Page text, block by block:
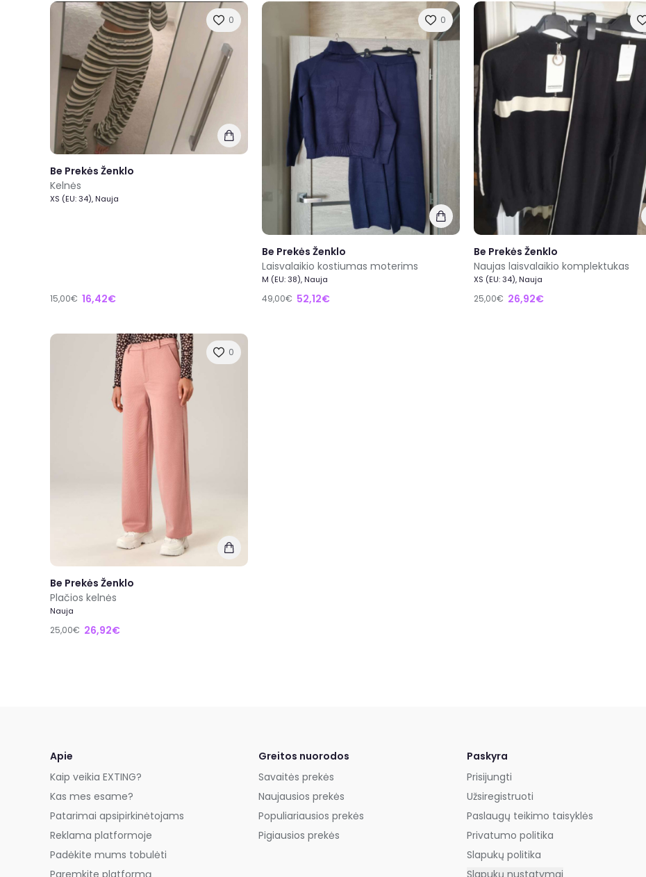
0
Be Prekės Ženklo
Kelnės
XS (EU: 34), Nauja
15,00€ 16,42€
0
Be Prekės Ženklo
Laisvalaikio kostiumas moterims
M (EU: 38), Nauja
49,00€ 52,12€
Be Prekės Ženklo
Naujas laisvalaikio komplektukas
XS (EU: 34), Nauja
25,00€ 26,92€
0
Be Prekės Ženklo
Plačios kelnės
Nauja
25,00€ 26,92€
Apie
Kaip veikia EXTING?
Kas mes esame?
Patarimai apsipirkinėtojams
Reklama platformoje
Padėkite mums tobulėti
Paremkite platformą
Greitos nuorodos
Savaitės prekės
Naujausios prekės
Populiariausios prekės
Pigiausios prekės
Paskyra
Prisijungti
Užsiregistruoti
Paslaugų teikimo taisyklės
Privatumo politika
Slapukų politika
Slapukų nustatymai